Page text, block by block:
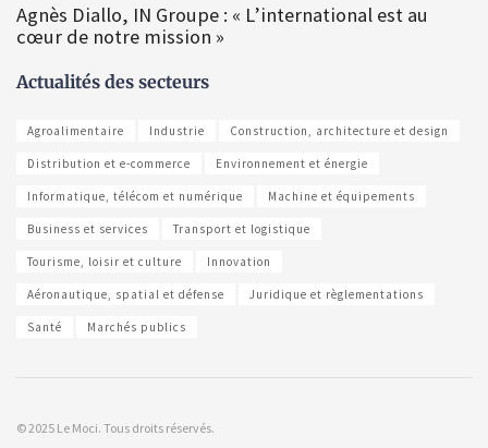
Agnès Diallo, IN Groupe : « L’international est au
cœur de notre mission »
Actualités des secteurs
Agroalimentaire Industrie Construction, architecture et design
Distribution et e-commerce Environnement et énergie
Informatique, télécom et numérique Machine et équipements
Business et services Transport et logistique
Tourisme, loisir et culture Innovation
Aéronautique, spatial et défense Juridique et règlementations
Santé Marchés publics
© 2025 Le Moci. Tous droits réservés.